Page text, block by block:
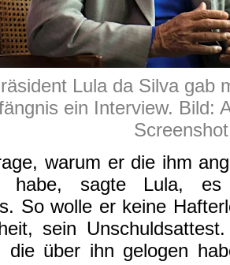
Lula da Silva gab
ein Interview. Bild:
Screenshot
warum er die ihm
habe, sagte Lula,
So wolle er keine
sein
die über ihn gelogen